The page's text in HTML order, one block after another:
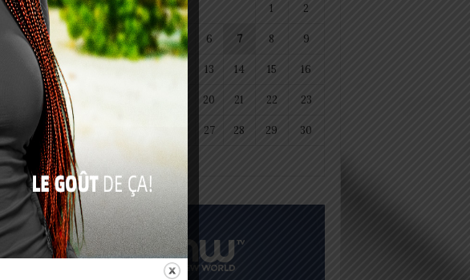
1 2
3 4 5 6 7 8 9
13 14 15 16
20 21 22 23
27 28 29 30
« Juil